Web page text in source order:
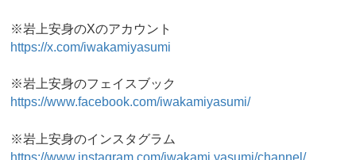
※岩上安身のXのアカウント
https://x.com/iwakamiyasumi
※岩上安身のフェイスブック
https://www.facebook.com/iwakamiyasumi/
※岩上安身のインスタグラム
https://www.instagram.com/iwakami.yasumi/channel/